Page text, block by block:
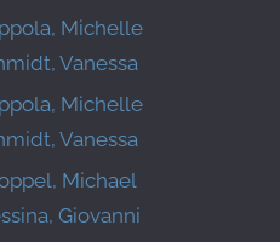
Michelle
Vanessa
Michelle
Vanessa
Michael
Giovanni